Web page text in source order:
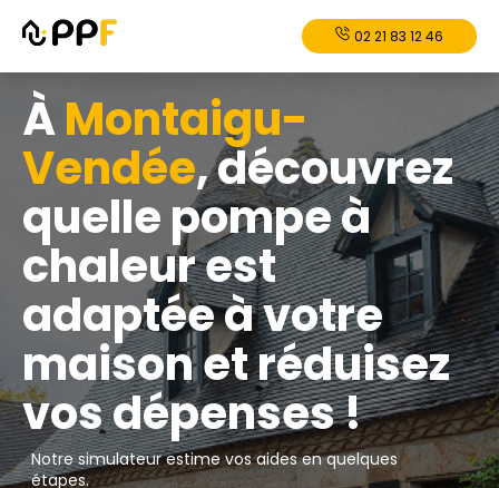
02 21 83 12 46
ÀMontaigu-
Vendée, découvrez
quelle pompe à
chaleur est
adaptée à votre
maison et réduisez
vos dépenses !
Notre simulateur estime vos aides en quelques
étapes.